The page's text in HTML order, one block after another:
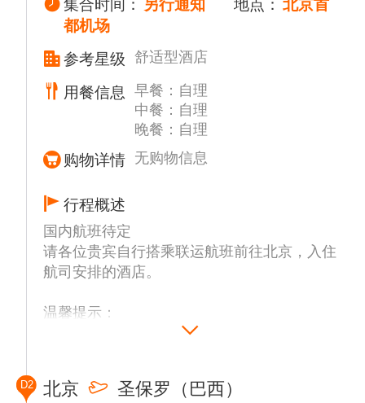
集合时间： 另行通知 地点： 北京首
都机场
参考星级
舒适型酒店
用餐信息
早餐：自理
中餐：自理
晚餐：自理
购物详情 无购物信息
行程概述
国内航班待定
请各位贵宾自行搭乘联运航班前往北京，入住
航司安排的酒店。
温馨提示：
1. 联运航班以航司配送为准，请务必乘坐，不
2. 联运方式、出发日期、时间、航班由航司配
D2 北京 圣保罗（巴西）